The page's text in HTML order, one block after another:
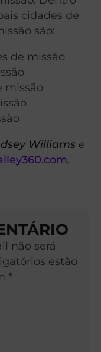
cidades de
são:
de missão
missão
Williams e
.
não será
estão
*